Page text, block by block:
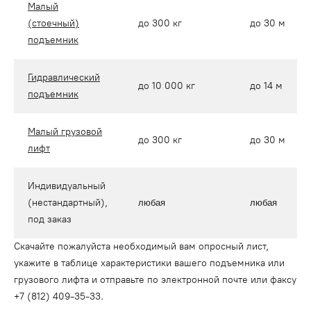
Малый
(стоечный)
подъемник
до 300 кг до 30 м
Гидравлический
подъемник
до 10 000 кг до 14 м
Малый грузовой
лифт
до 300 кг до 30 м
Индивидуальный
(нестандартный),
под заказ
любая любая
Скачайте пожалуйста необходимый вам опросный лист,
укажите в таблице характеристики вашего подъемника или
грузового лифта и отправьте по электронной почте или факсу
+7 (812) 409-35-33.